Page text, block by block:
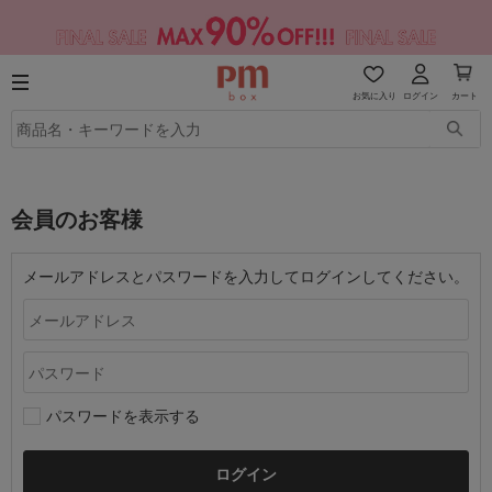
お気に入り ログイン カート
会員のお客様
メールアドレスとパスワードを入力してログインしてください。
パスワードを表示する